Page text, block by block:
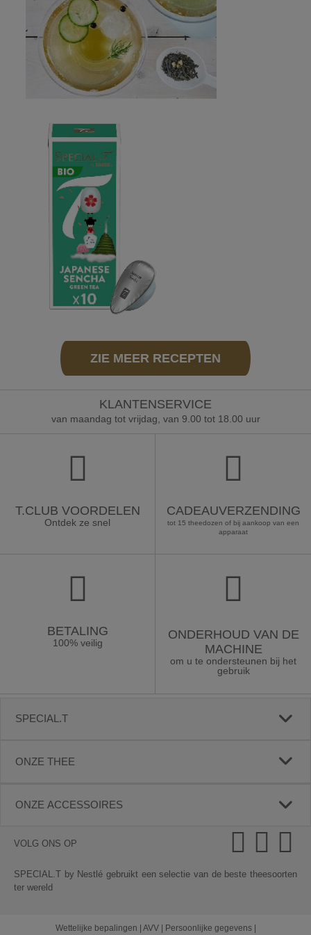
ZIE MEER RECEPTEN
KLANTENSERVICE
van maandag tot vrijdag, van 9.00 tot 18.00 uur
T.CLUB VOORDELEN
Ontdek ze snel
CADEAUVERZENDING
tot 15 theedozen of bij aankoop van een
apparaat
BETALING
100% veilig
ONDERHOUD VAN DE
MACHINE
om u te ondersteunen bij het
gebruik
SPECIAL.T
ONZE THEE
ONZE ACCESSOIRES
VOLG ONS OP
SPECIAL.T by Nestlé gebruikt een selectie van de beste theesoorten
ter wereld
Wettelijke bepalingen AVV| Persoonlijke gegevens|